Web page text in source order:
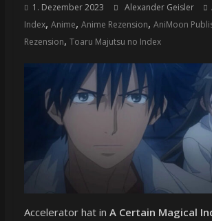
1. Dezember 2023 Alexander Geisler
Index, Anime, Anime Rezension, AniMoon
Rezension, Toaru Majutsu no Index
Accelerator hat in A Certain Magical